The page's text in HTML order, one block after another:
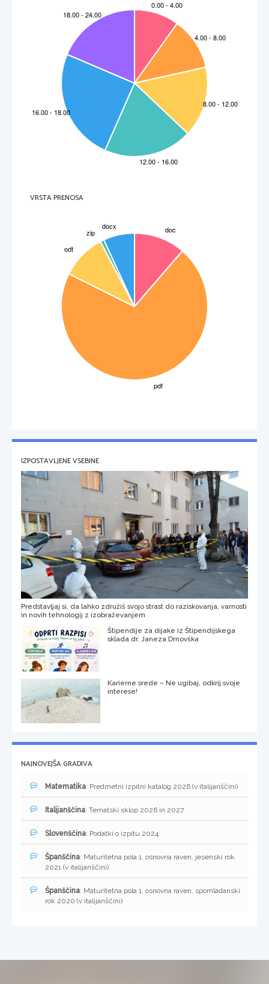
Laboratorijsko delo: OKO SESALCA
REZULTATI
A. Seciranje očesa
Kar smo pri vaji videli:
B. Opazovanje z živim očesom
Ko   se   ponovno   osredotočimo   na   tisk,   je   slika   motna,
dvojna.
Pika izgine na mestu 4.
VRSTA PRENOSA
IZPOSTAVLJENE VSEBINE
Predstavljaj si, da lahko združiš svojo strast do raziskovanja, varnosti
in novih tehnologij z izobraževanjem
Štipendije za dijake iz Štipendijskega
sklada dr. Janeza Drnovška
Karierne srede – Ne ugibaj, odkrij svoje
interese!
NAJNOVEJŠA GRADIVA
Matematika: Predmetni izpitni katalog 2026 (v italijanščini)
Italijanščina: Tematski sklop 2026 in 2027
Slovenščina: Podatki o izpitu 2024
Španščina: Maturitetna pola 1, osnovna raven, jesenski rok
2021 (v italijanščini)
Španščina: Maturitetna pola 1, osnovna raven, spomladanski
rok 2020 (v italijanščini)